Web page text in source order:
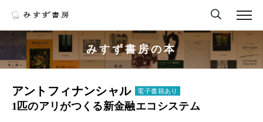
みすず書房の本
アントフィナンシャル 電子書籍あり
1匹のアリがつくる新金融エコシステム